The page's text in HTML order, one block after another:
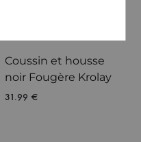
Coussin et housse
noir Fougère Krolay
31.99 €